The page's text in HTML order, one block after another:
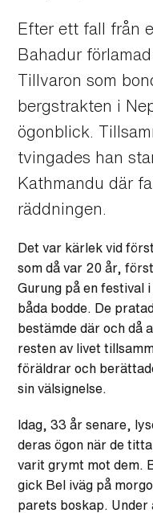
Efter ett fall från
Bahadur
Tillvaron som
bergstrakten i
ögonblick.
tvingades han
Kathmandu där
räddningen.
Det var kärlek vid
som då var 20 år,
Gurung på en festival
båda bodde. De
bestämde där och då
resten av livet
föräldrar och
sin välsignelse.
Idag, 33 år senare,
deras ögon när de
varit grymt mot dem.
gick Bel iväg på
parets boskap.